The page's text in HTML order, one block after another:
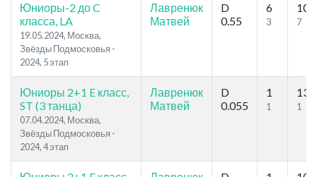
Юниоры-2 до C
класса, LA
19.05.2024, Москва,
Звёзды Подмосковья -
2024, 5 этап
Лавренюк
Матвей
D
0.55
6
3
10
7
Юниоры 2+1 E класс,
ST (3 танца)
07.04.2024, Москва,
Звёзды Подмосковья -
2024, 4 этап
Лавренюк
Матвей
D
0.055
1
1
13
1